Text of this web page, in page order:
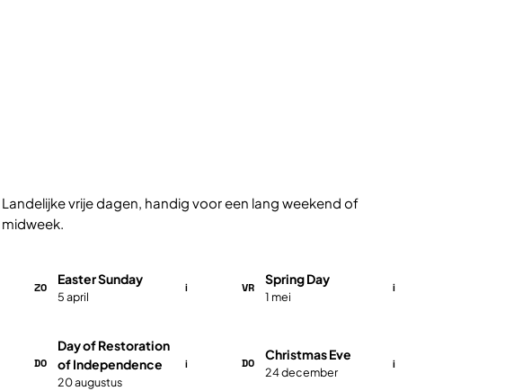
Landelijke vrije dagen, handig voor een lang weekend of
midweek.
ZO
Easter Sunday
5 april
i VR
Spring Day
1 mei
i
DO
Day of Restoration
of Independence
20 augustus
i DO
Christmas Eve
24 december
i